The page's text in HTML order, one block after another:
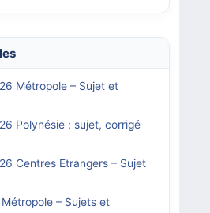
Métropole – Sujet et
Polynésie : sujet, corrigé
Centres Etrangers – Sujet
– Sujets et